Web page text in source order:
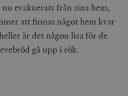
evakuerats från sina hem,
att finnas något hem kvar
är det någon lisa för de
gå upp i rök.